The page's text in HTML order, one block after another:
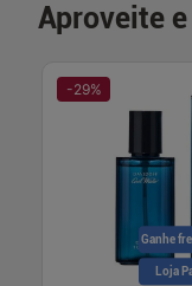
Aproveite
Ganhe
Loja
-29%